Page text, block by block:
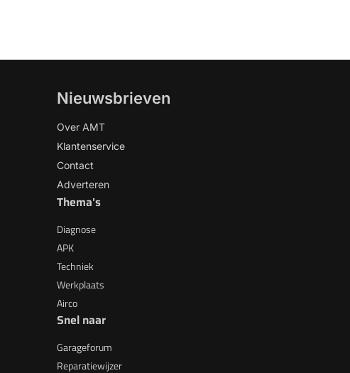
Nieuwsbrieven
Over AMT
Klantenservice
Contact
Adverteren
Thema's
Diagnose
APK
Techniek
Werkplaats
Airco
Snel naar
Garageforum
Reparatiewijzer